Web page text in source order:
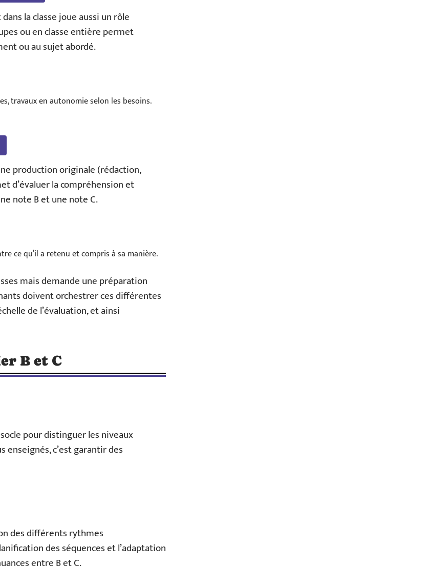
la classe joue aussi un rôle
ou en classe entière permet
ou au sujet abordé.
travaux en autonomie selon les besoins.
production originale (rédaction,
d’évaluer la compréhension et
note B et une note C.
ce qu’il a retenu et compris à sa manière.
mais demande une préparation
doivent orchestrer ces différentes
de l’évaluation, et ainsi
B et C
pour distinguer les niveaux
c’est garantir des
des différents rythmes
des séquences et l’adaptation